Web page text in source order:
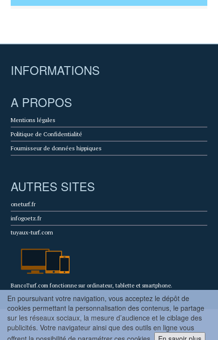
INFORMATIONS
A PROPOS
Mentions légales
Politique de Confidentialité
Fournisseur de données hippiques
AUTRES SITES
oneturf.fr
infogoetz.fr
tuyaux-turf.com
BancoTurf.com fonctionne sur ordinateur, tablette et smartphone.
© Copyright 2022 BancoTurf.com - Tous droits
réservés.
En poursuivant votre navigation, vous acceptez le dépôt de
cookies permettant la personnalisation des contenus, le partage
sur les réseaux sociaux, la mesure d’audience et le ciblage des
publicités. Votre navigateur ainsi que des outils en ligne vous